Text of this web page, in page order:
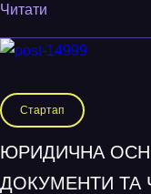
Читати
Стартап
ЮРИДИЧНА
ДОКУМЕНТИ ТА